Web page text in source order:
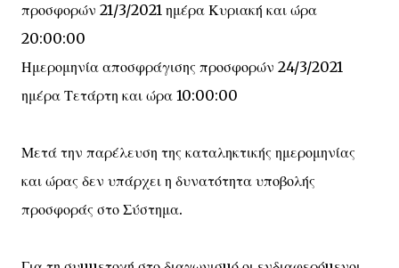
προσφορών 21/3/2021 ημέρα Κυριακή και ώρα
20:00:00
Ημερομηνία αποσφράγισης προσφορών 24/3/2021
ημέρα Τετάρτη και ώρα 10:00:00
Μετά την παρέλευση της καταληκτικής ημερομηνίας
και ώρας δεν υπάρχει η δυνατότητα υποβολής
προσφοράς στο Σύστημα.